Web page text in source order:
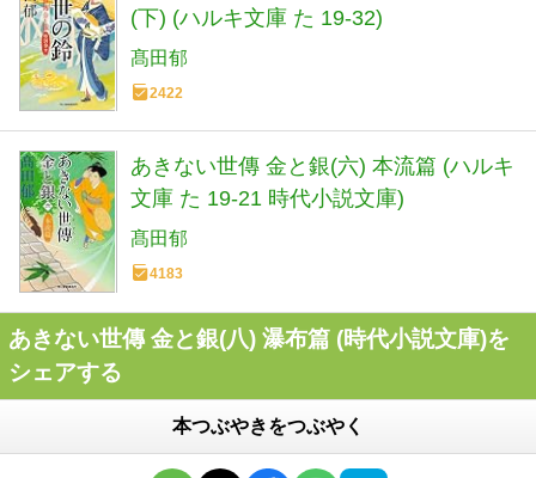
(下) (ハルキ文庫 た 19-32)
髙田郁
2422
あきない世傳 金と銀(六) 本流篇 (ハルキ
文庫 た 19-21 時代小説文庫)
髙田郁
4183
あきない世傳 金と銀(八) 瀑布篇 (時代小説文庫)を
シェアする
本つぶやきをつぶやく